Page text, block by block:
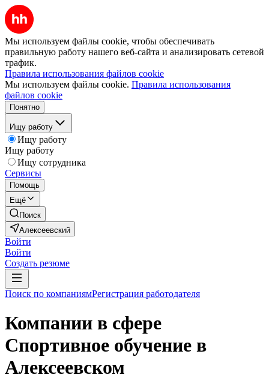
Мы используем файлы cookie, чтобы обеспечивать
правильную работу нашего веб-сайта и анализировать сетевой
трафик.
Правила использования файлов cookie
Мы используем файлы cookie. Правила использования
файлов cookie
Понятно
Ищу работу
Ищу работу
Ищу работу
Ищу сотрудника
Сервисы
Помощь
Ещё
Поиск
Алексеевский
Войти
Войти
Создать резюме
Поиск по компаниямРегистрация работодателя
Компании в сфере
Спортивное обучение в
Алексеевском